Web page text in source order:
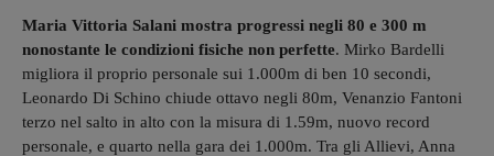
Maria Vittoria Salani mostra progressi negli 80 e 300 m
nonostante le condizioni fisiche non perfette. Mirko Bardelli
migliora il proprio personale sui 1.000m di ben 10 secondi,
Leonardo Di Schino chiude ottavo negli 80m, Venanzio Fantoni
terzo nel salto in alto con la misura di 1.59m, nuovo record
personale, e quarto nella gara dei 1.000m. Tra gli Allievi, Anna